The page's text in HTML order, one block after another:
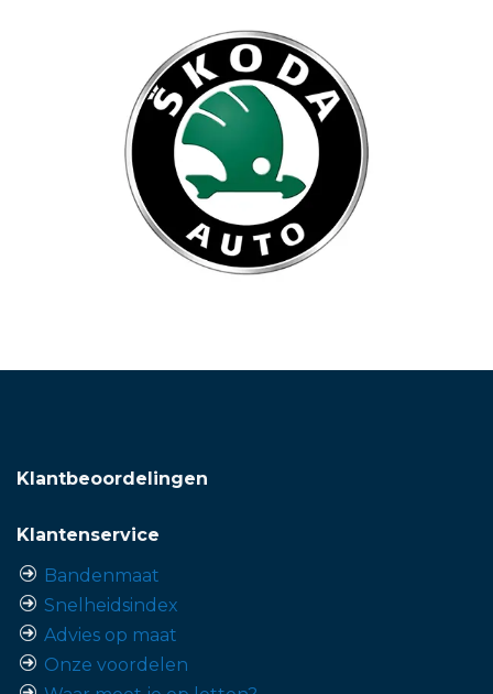
Klantbeoordelingen
Klantenservice
Bandenmaat
Snelheidsindex
Advies op maat
Onze voordelen